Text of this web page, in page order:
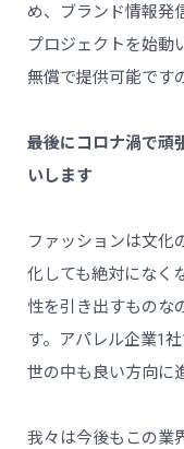
め、ブランド情報発
プロジェクトを始動
無償で提供可能です
――最後にコロナ渦で
いします
ファッションは文化
化しても絶対になく
性を引き出すものな
す。アパレル企業1
世の中も良い方向に
我々は今後もこの業